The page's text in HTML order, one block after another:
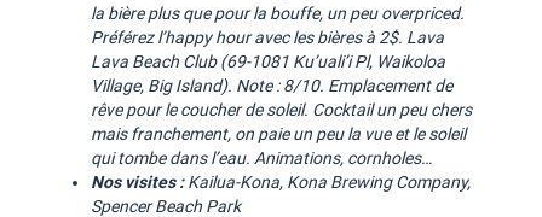
la bière plus que pour la bouffe, un peu overpriced.
Préférez l’happy hour avec les bières à 2$. Lava
Lava Beach Club (69-1081 Ku’uali’i Pl, Waikoloa
Village, Big Island). Note : 8/10. Emplacement de
rêve pour le coucher de soleil. Cocktail un peu chers
mais franchement, on paie un peu la vue et le soleil
qui tombe dans l’eau. Animations, cornholes…
Nos visites :Kailua-Kona, Kona Brewing Company,
Spencer Beach Park